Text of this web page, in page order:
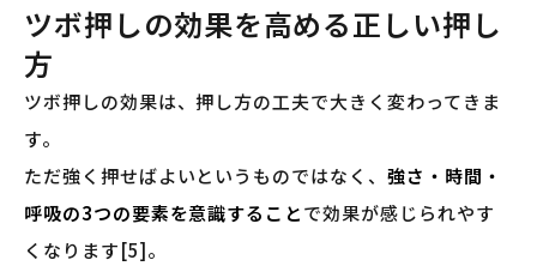
ツボ押しの効果を高める正しい押し
方
ツボ押しの効果は、押し方の工夫で大きく変わってきま
す。
ただ強く押せばよいというものではなく、 強さ・時間・
呼吸の3つの要素を意識することで効果が感じられやす
くなります[5]。